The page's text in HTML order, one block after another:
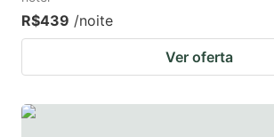
R$439 /noite
Ver oferta